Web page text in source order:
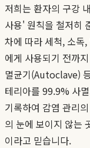
저희는 환자의 구강
사용' 원칙을 철저히
차에 따라 세척, 소독
에게 사용되기 전까
멸균기(Autoclave)
테리아를 99.9% 사
기록하여 감염 관리
의 눈에 보이지 않는
이라고 믿습니다.